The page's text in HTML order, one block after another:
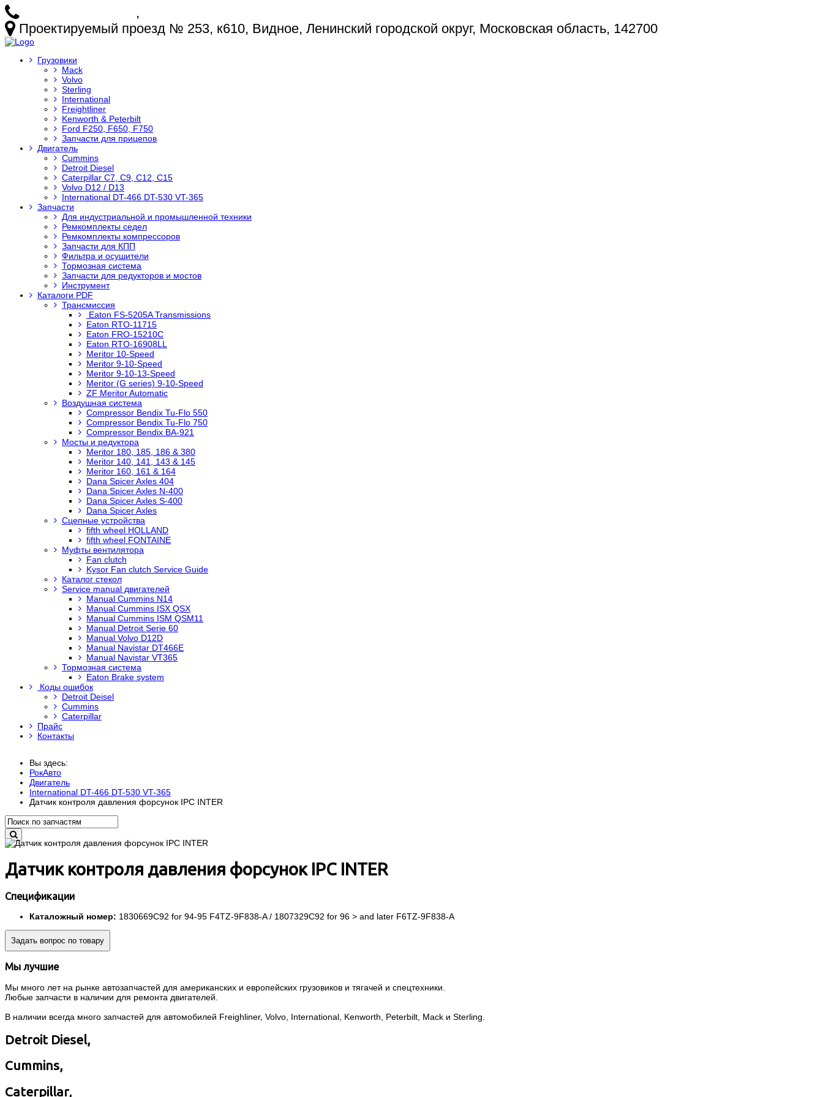
,
Проектируемый проезд № 253, к610, Видное, Ленинский городской округ, Московская область, 142700
Грузовики
Mack
Volvo
Sterling
International
Freightliner
Kenworth & Peterbilt
Ford F250, F650, F750
Запчасти для прицепов
Двигатель
Cummins
Detroit Diesel
Caterpillar C7, C9, C12, C15
Volvo D12 / D13
International DT-466 DT-530 VT-365
Запчасти
Для индустриальной и промышленной техники
Ремкомплекты седел
Ремкомплекты компрессоров
Запчасти для КПП
Фильтра и осушители
Тормозная система
Запчасти для редукторов и мостов
Инструмент
Каталоги PDF
Трансмиссия
Eaton FS-5205A Transmissions
Eaton RTO-11715
Eaton FRO-15210C
Eaton RTO-16908LL
Meritor 10-Speed
Meritor 9-10-Speed
Meritor 9-10-13-Speed
Meritor (G series) 9-10-Speed
ZF Meritor Automatic
Воздушная система
Compressor Bendix Tu-Flo 550
Compressor Bendix Tu-Flo 750
Compressor Bendix BA-921
Мосты и редуктора
Meritor 180, 185, 186 & 380
Meritor 140, 141, 143 & 145
Meritor 160, 161 & 164
Dana Spicer Axles 404
Dana Spicer Axles N-400
Dana Spicer Axles S-400
Dana Spicer Axles
Сцепные устройства
fifth wheel HOLLAND
fifth wheel FONTAINE
Муфты вентилятора
Fan clutch
Kysor Fan clutch Service Guide
Каталог стекол
Service manual двигателей
Manual Cummins N14
Manual Cummins ISX QSX
Manual Cummins ISM QSM11
Manual Detroit Serie 60
Manual Volvo D12D
Manual Navistar DT466E
Manual Navistar VT365
Тормозная система
Eaton Brake system
Коды ошибок
Detroit Deisel
Cummins
Caterpillar
Прайс
Контакты
Вы здесь:
РокАвто
Двигатель
International DT-466 DT-530 VT-365
Датчик контроля давления форсунок IPC INTER
Датчик контроля давления форсунок IPC INTER
Спецификации
Каталожный номер: 1830669C92 for 94-95 F4TZ-9F838-A / 1807329C92 for 96 > and later F6TZ-9F838-A
Задать вопрос по товару
Мы лучшие
Мы много лет на рынке автозапчастей для американских и европейских грузовиков и тягачей и спецтехники.
Любые запчасти в наличии для ремонта двигателей.
В наличии всегда много запчастей для автомобилей Freighliner, Volvo, International, Kenworth, Peterbilt, Mack и Sterling.
Detroit Diesel,
Cummins,
Caterpillar,